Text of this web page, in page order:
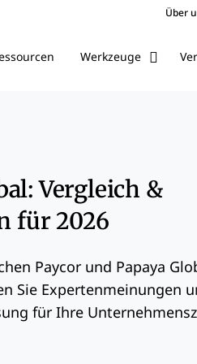
Über
Werkzeuge
Vergleich &
für 2026
Paycor und Papaya
Sie Expertenmeinungen
für Ihre